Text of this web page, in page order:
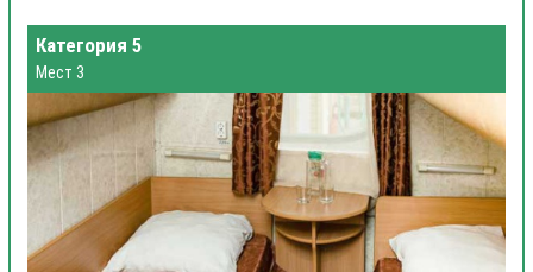
Категория 5
Мест 3